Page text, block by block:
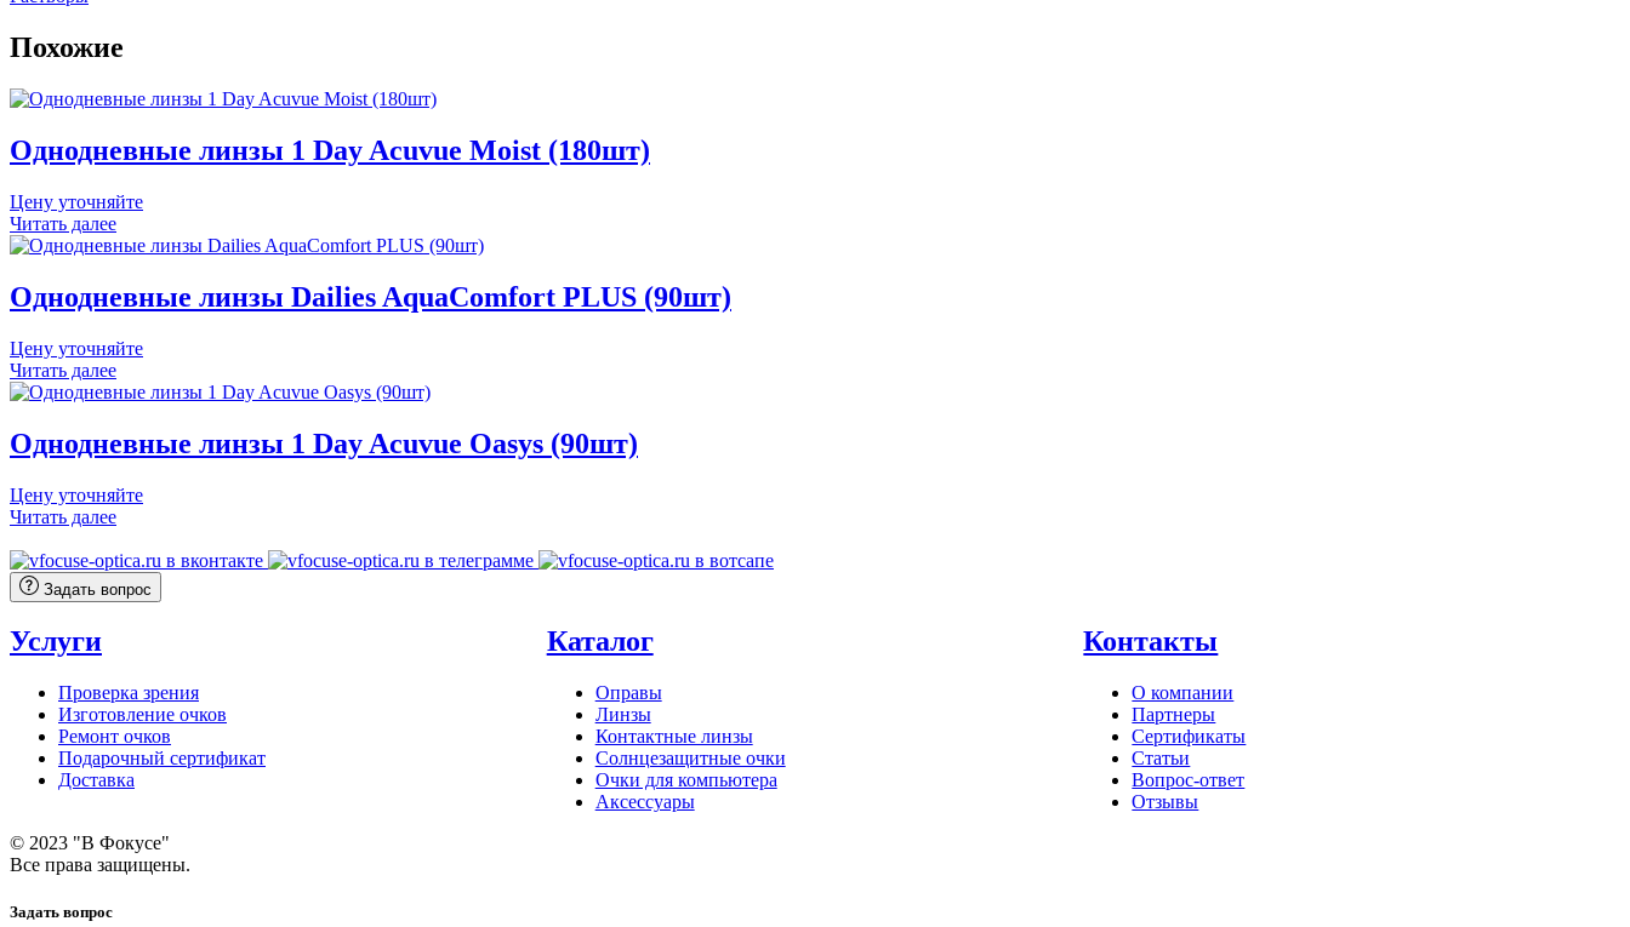
Похожие
Однодневные линзы 1 Day Acuvue Moist (180шт)
Цену уточняйте
Читать далее
Однодневные линзы Dailies AquaComfort PLUS (90шт)
Цену уточняйте
Читать далее
Однодневные линзы 1 Day Acuvue Oasys (90шт)
Цену уточняйте
Читать далее
Задать вопрос
Услуги
Проверка зрения
Изготовление очков
Ремонт очков
Подарочный сертификат
Доставка
Каталог
Оправы
Линзы
Контактные линзы
Солнцезащитные очки
Очки для компьютера
Аксессуары
Контакты
О компании
Партнеры
Сертификаты
Статьи
Вопрос-ответ
Отзывы
© 2023 "В Фокусе"
Все права защищены.
Задать вопрос